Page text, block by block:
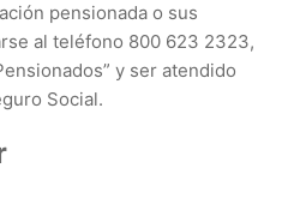
pensionada o sus
al teléfono 800 623 2323,
y ser atendido
Social.